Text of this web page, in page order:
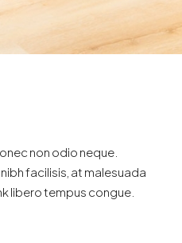
non odio neque.
facilisis, at malesuada
libero tempus congue.